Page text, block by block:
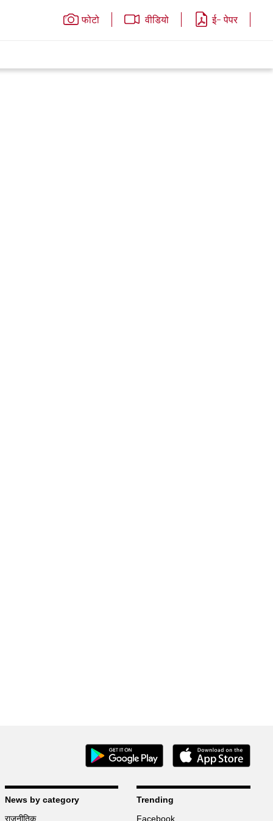
फोटो वीडियो ई- पेपर
News by category
राजनीतिक
Trending
Facebook